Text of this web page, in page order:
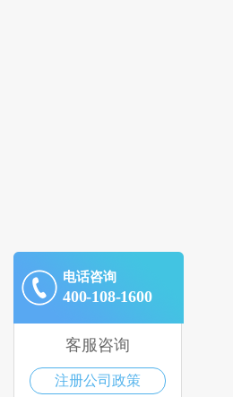
电话咨询
400-108-1600
客服咨询
注册公司政策